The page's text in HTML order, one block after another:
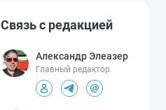
Связь с редакцией
Александр Элеазер
Главный редактор